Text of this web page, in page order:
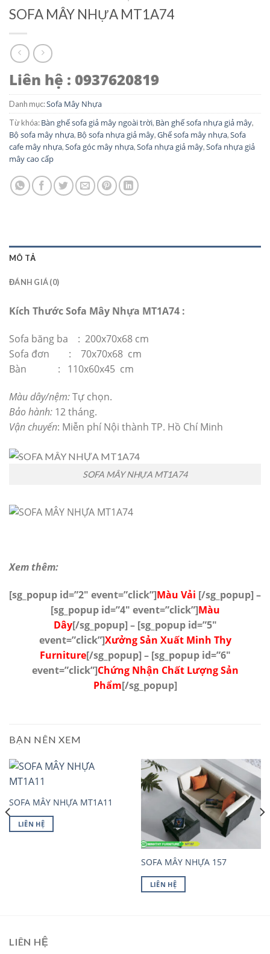
SOFA MÂY NHỰA MT1A74
Liên hệ : 0937620819
Danh mục:Sofa Mây Nhựa
Từ khóa:Bàn ghế sofa giả mây ngoài trời, Bàn ghế sofa nhựa giả mây,
Bộ sofa mây nhựa, Bộ sofa nhựa giả mây,Ghế sofa mây nhựa,Sofa
cafe mây nhựa,Sofa góc mây nhựa,Sofa nhựa giả mây,Sofa nhựa giả
mây cao cấp
MÔ TẢ
ĐÁNH GIÁ (0)
Kích Thước Sofa Mây Nhựa MT1A74 :
Sofa băng ba : 200x70x68 cm
Sofa đơn : 70x70x68 cm
Bàn : 110x60x45 cm
Màu dây/nệm:Tự chọn.
Bảo hành: 12 tháng.
Vận chuyển: Miễn phí Nội thành TP. Hồ Chí Minh
SOFA MÂY NHỰA MT1A74
Xem thêm:
[sg_popup id=”2″ event=”click”]Màu Vải [/sg_popup] –
[sg_popup id=”4″ event=”click”]Màu
Dây[/sg_popup]– [sg_popup id=”5″
event=”click”]Xưởng Sản Xuất Minh Thy
Furniture[/sg_popup]– [sg_popup id=”6″
event=”click”]Chứng Nhận Chất Lượng Sản
Phẩm[/sg_popup]
BẠN NÊN XEM
SOFA MÂY NHỰA MT1A11
LIÊN HỆ
SOFA MÂY NHỰA 157
LIÊN HỆ
LIÊN HỆ